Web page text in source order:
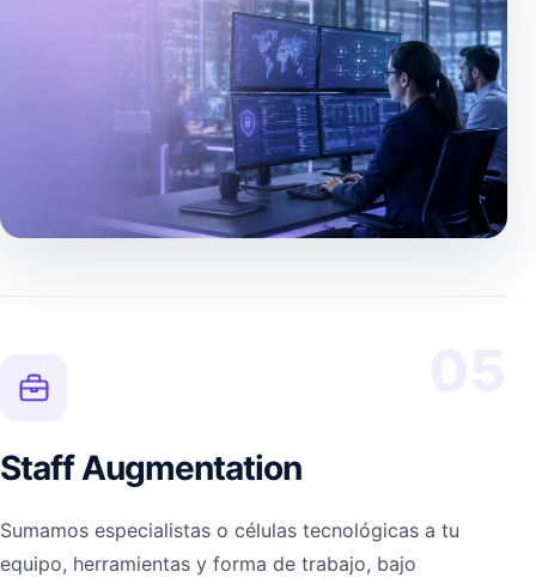
Staff Augmentation
Sumamos especialistas o células tecnológicas a tu
equipo, herramientas y forma de trabajo, bajo